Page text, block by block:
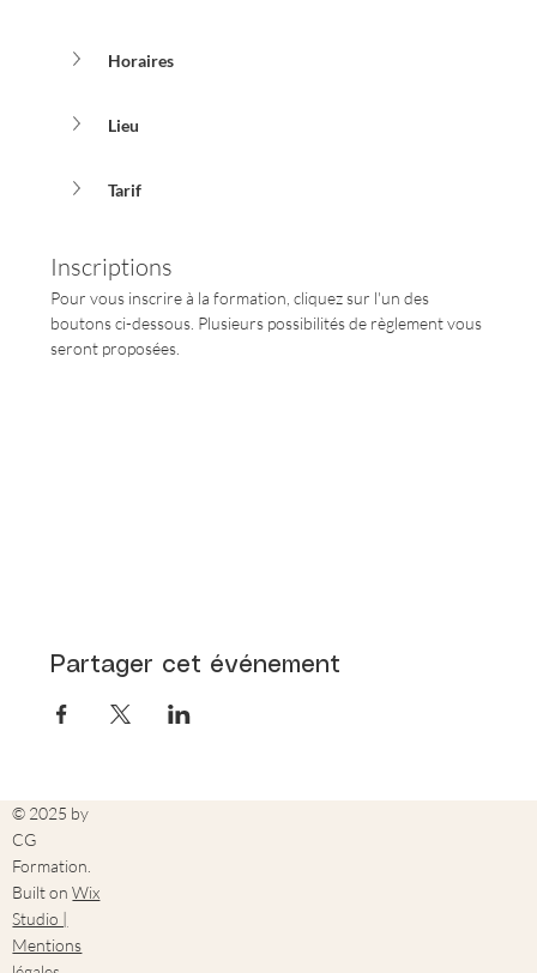
Horaires
Lieu
Tarif
Inscriptions
Pour vous inscrire à la formation, cliquez sur l'un des
boutons ci-dessous. Plusieurs possibilités de règlement vous
seront proposées.
Partager cet événement
© 2025 by
CG
Formation.
Built onWix
Studio |
Mentions